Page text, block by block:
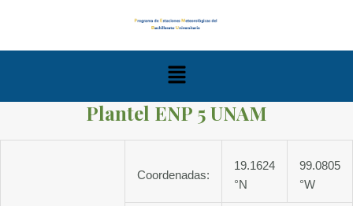
Menú
Plantel ENP 5 UNAM
Coordenadas:
19.1624
°N
99.0805
°W